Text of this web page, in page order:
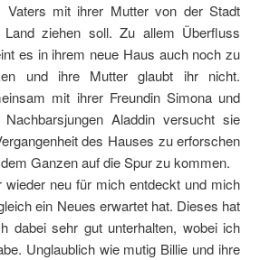
Vaters mit ihrer Mutter von der Stadt
Land ziehen soll. Zu allem Überfluss
es in ihrem neue Haus auch noch zu
und ihre Mutter glaubt ihr nicht.
mit ihrer Freundin Simona und
Nachbarsjungen Aladdin versucht sie
des Hauses zu erforschen
Ganzen auf die Spur zu kommen.
neu für mich entdeckt und mich
ein Neues erwartet hat. Dieses hat
dabei sehr gut unterhalten, wobei ich
Unglaublich wie mutig Billie und ihre